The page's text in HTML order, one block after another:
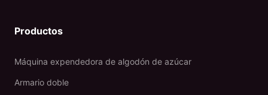
Productos
Máquina expendedora de algodón de azúcar
Armario doble